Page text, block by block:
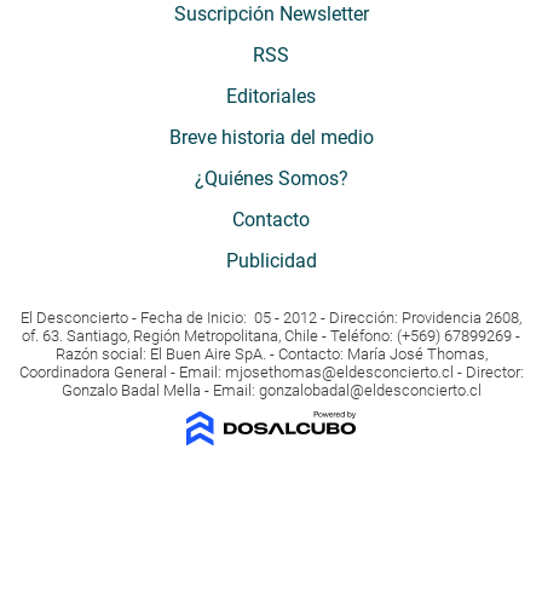
Suscripción Newsletter
RSS
Editoriales
Breve historia del medio
¿Quiénes Somos?
Contacto
Publicidad
El Desconcierto - Fecha de Inicio: 05 - 2012 - Dirección: Providencia 2608,
of. 63. Santiago, Región Metropolitana, Chile - Teléfono: (+569) 67899269 -
Razón social: El Buen Aire SpA. - Contacto: María José Thomas,
Coordinadora General - Email: mjosethomas@eldesconcierto.cl - Director:
Gonzalo Badal Mella - Email: gonzalobadal@eldesconcierto.cl